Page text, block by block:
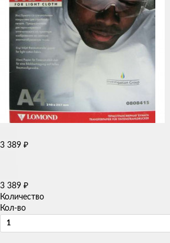
3 389 ₽
3 389 ₽
Количество
Кол-во